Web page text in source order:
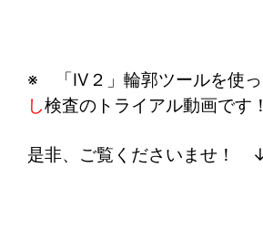
※ 「IV２」輪郭ツールを使
し検査のトライアル動画です！
是非、ご覧くださいませ